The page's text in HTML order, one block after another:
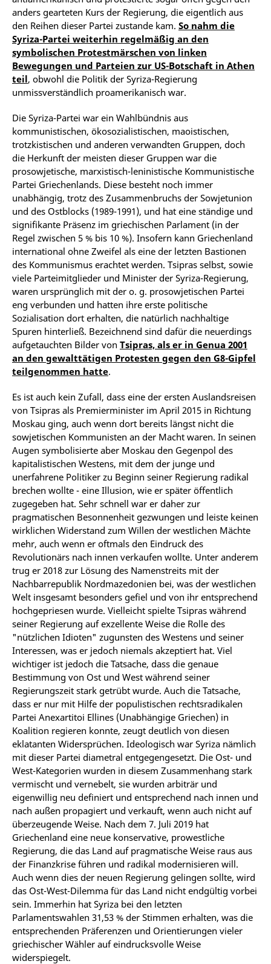
anders gearteten Kurs der Regierung, die eigentlich aus
den Reihen dieser Partei zustande kam. So nahm die
Syriza-Partei weiterhin regelmäßig an den
symbolischen Protestmärschen von linken
Bewegungen und Parteien zur US-Botschaft in Athen
teil, obwohl die Politik der Syriza-Regierung
unmissverständlich proamerikanisch war.
Die Syriza-Partei war ein Wahlbündnis aus
kommunistischen, ökosozialistischen, maoistischen,
trotzkistischen und anderen verwandten Gruppen, doch
die Herkunft der meisten dieser Gruppen war die
prosowjetische, marxistisch-leninistische Kommunistische
Partei Griechenlands. Diese besteht noch immer
unabhängig, trotz des Zusammenbruchs der Sowjetunion
und des Ostblocks (1989-1991), und hat eine ständige und
signifikante Präsenz im griechischen Parlament (in der
Regel zwischen 5 % bis 10 %). Insofern kann Griechenland
international ohne Zweifel als eine der letzten Bastionen
des Kommunismus erachtet werden. Tsipras selbst, sowie
viele Parteimitglieder und Minister der Syriza-Regierung,
waren ursprünglich mit der o. g. prosowjetischen Partei
eng verbunden und hatten ihre erste politische
Sozialisation dort erhalten, die natürlich nachhaltige
Spuren hinterließ. Bezeichnend sind dafür die neuerdings
aufgetauchten Bilder von Tsipras, als er in Genua 2001
an den gewalttätigen Protesten gegen den G8-Gipfel
teilgenommen hatte.
Es ist auch kein Zufall, dass eine der ersten Auslandsreisen
von Tsipras als Premierminister im April 2015 in Richtung
Moskau ging, auch wenn dort bereits längst nicht die
sowjetischen Kommunisten an der Macht waren. In seinen
Augen symbolisierte aber Moskau den Gegenpol des
kapitalistischen Westens, mit dem der junge und
unerfahrene Politiker zu Beginn seiner Regierung radikal
brechen wollte - eine Illusion, wie er später öffentlich
zugegeben hat. Sehr schnell war er daher zur
pragmatischen Besonnenheit gezwungen und leiste keinen
wirklichen Widerstand zum Willen der westlichen Mächte
mehr, auch wenn er oftmals den Eindruck des
Revolutionärs nach innen verkaufen wollte. Unter anderem
trug er 2018 zur Lösung des Namenstreits mit der
Nachbarrepublik Nordmazedonien bei, was der westlichen
Welt insgesamt besonders gefiel und von ihr entsprechend
hochgepriesen wurde. Vielleicht spielte Tsipras während
seiner Regierung auf exzellente Weise die Rolle des
"nützlichen Idioten" zugunsten des Westens und seiner
Interessen, was er jedoch niemals akzeptiert hat. Viel
wichtiger ist jedoch die Tatsache, dass die genaue
Bestimmung von Ost und West während seiner
Regierungszeit stark getrübt wurde. Auch die Tatsache,
dass er nur mit Hilfe der populistischen rechtsradikalen
Partei Anexartitoi Ellines (Unabhängige Griechen) in
Koalition regieren konnte, zeugt deutlich von diesen
eklatanten Widersprüchen. Ideologisch war Syriza nämlich
mit dieser Partei diametral entgegengesetzt. Die Ost- und
West-Kategorien wurden in diesem Zusammenhang stark
vermischt und vernebelt, sie wurden arbiträr und
eigenwillig neu definiert und entsprechend nach innen und
nach außen propagiert und verkauft, wenn auch nicht auf
überzeugende Weise. Nach dem 7. Juli 2019 hat
Griechenland eine neue konservative, prowestliche
Regierung, die das Land auf pragmatische Weise raus aus
der Finanzkrise führen und radikal modernisieren will.
Auch wenn dies der neuen Regierung gelingen sollte, wird
das Ost-West-Dilemma für das Land nicht endgültig vorbei
sein. Immerhin hat Syriza bei den letzten
Parlamentswahlen 31,53 % der Stimmen erhalten, was die
entsprechenden Präferenzen und Orientierungen vieler
griechischer Wähler auf eindrucksvolle Weise
widerspiegelt.